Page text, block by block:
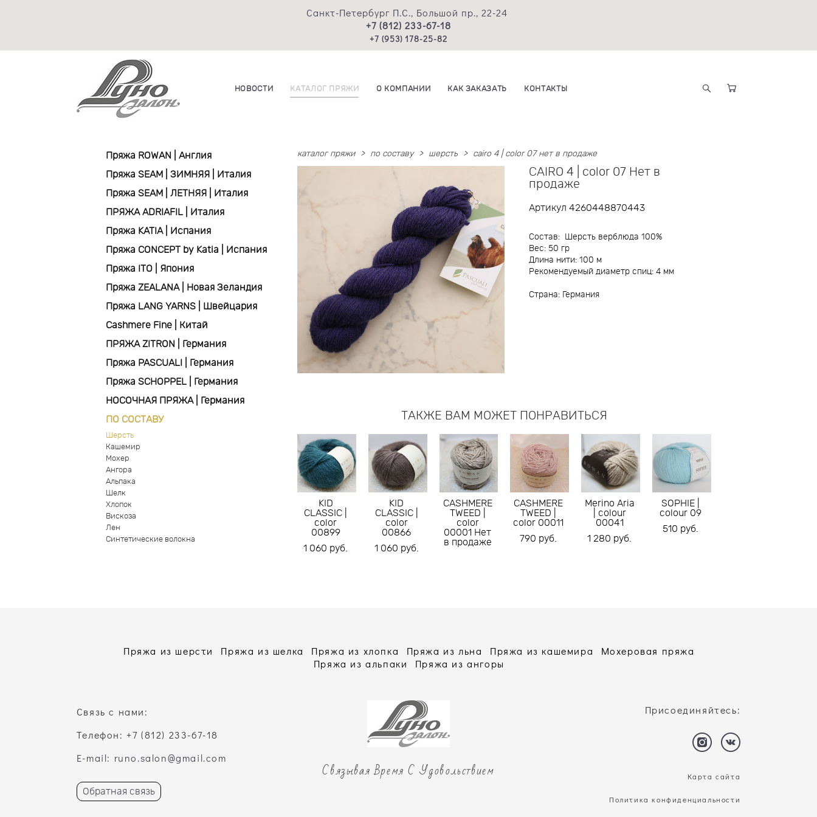
Санкт-Петербург П.С., Большой пр., 22-24
+7 (812) 233-67-18
+7 (953) 178-25-82
НОВОСТИ КАТАЛОГ ПРЯЖИ О КОМПАНИИ КАК ЗАКАЗАТЬ КОНТАКТЫ
Пряжа ROWAN | Англия
Пряжа SEAM | ЗИМНЯЯ | Италия
Пряжа SEAM | ЛЕТНЯЯ | Италия
ПРЯЖА ADRIAFIL | Италия
Пряжа KATIA | Испания
Пряжа CONCEPT by Katia | Испания
Пряжа ITO | Япония
Пряжа ZEALANA | Новая Зеландия
Пряжа LANG YARNS | Швейцария
Cashmere Fine | Китай
ПРЯЖА ZITRON | Германия
Пряжа PASCUALI | Германия
Пряжа SCHOPPEL | Германия
НОСОЧНАЯ ПРЯЖА | Германия
ПО СОСТАВУ
Шерсть
Кашемир
Мохер
Ангора
Альпака
Шелк
Хлопок
Вискоза
Лен
Синтетические волокна
каталог пряжи > по составу > шерсть > cairo 4 | color 07 нет в продаже
CAIRO 4 | color 07 Нет в
продаже
Артикул 4260448870443
Состав: Шерсть верблюда 100%
Вес: 50 гр
Длина нити: 100 м
Рекомендуемый диаметр спиц: 4 мм
Страна: Германия
ТАКЖЕ ВАМ МОЖЕТ ПОНРАВИТЬСЯ
KID
CLASSIC |
color
00899
1 060 pуб.
KID
CLASSIC |
color
00866
1 060 pуб.
CASHMERE
TWEED |
color
00001 Нет
в продаже
CASHMERE
TWEED |
color 00011
790 pуб.
Merino Aria
| colour
00041
1 280 pуб.
SOPHIE |
colour 09
510 pуб.
Пряжа из шерсти Пряжа из шелка Пряжа из хлопка Пряжа из льна Пряжа из кашемира
Мохеровая пряжа
Пряжа из альпаки
Пряжа из ангоры
Связь с нами:
Телефон: +7 (812) 233-67-18
E-mail: runo.salon@gmail.com
Обратная связь
Связывая Время С Удовольствием
Присоединяйтесь:
Карта сайта
Политика конфиденциальности